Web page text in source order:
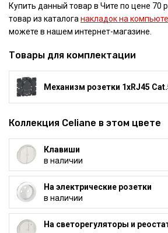
Купить данный товар в Чите по цене 70
товар из каталоганакладок на
можете в нашем интернет-магазине.
Товары для комплектации
Механизм розетки 1xRJ45
Коллекция Celiane в этом цвете
Клавиши
в наличии
На электрические розетки
в наличии
На светорегуляторы и